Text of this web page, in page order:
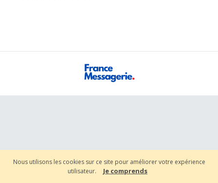
Nous utilisons les cookies sur ce site pour améliorer votre expérience
utilisateur.
Je comprends